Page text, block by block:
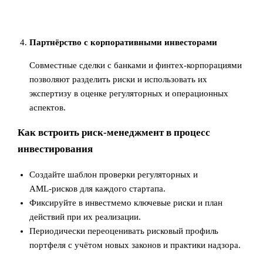
Партнёрство с корпоративными инвесторами
Совместные сделки с банками и финтех‑корпорациями
позволяют разделить риски и использовать их
экспертизу в оценке регуляторных и операционных
аспектов.
Как встроить риск-менеджмент в процесс
инвестирования
Создайте шаблон проверки регуляторных и
AML‑рисков для каждого стартапа.
Фиксируйте в инвестмемо ключевые риски и план
действий при их реализации.
Периодически переоценивать рисковый профиль
портфеля с учётом новых законов и практики надзора.